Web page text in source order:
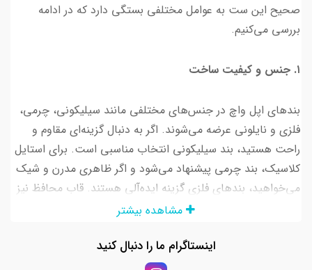
صحیح این ست به عوامل مختلفی بستگی دارد که در ادامه
بررسی می‌کنیم.
۱. جنس و کیفیت ساخت
بندهای اپل واچ در جنس‌های مختلفی مانند سیلیکونی، چرمی،
فلزی و نایلونی عرضه می‌شوند. اگر به دنبال گزینه‌ای مقاوم و
راحت هستید، بند سیلیکونی انتخاب مناسبی است. برای استایل
کلاسیک، بند چرمی پیشنهاد می‌شود و اگر ظاهری مدرن و شیک
می‌خواهید، بندهای فلزی گزینه ایده‌آلی هستند. قاب محافظ نیز
می‌تواند از جنس آلومینیوم، پلاستیک سخت یا سیلیکونی باشد
مشاهده بیشتر
اینستاگرام ما را دنبال کنید